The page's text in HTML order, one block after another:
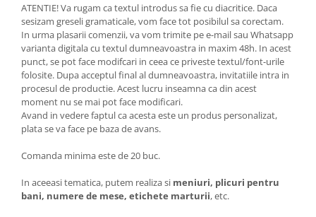
ATENTIE! Va rugam ca textul introdus sa fie cu diacritice. Daca
sesizam greseli gramaticale, vom face tot posibilul sa corectam.
In urma plasarii comenzii, va vom trimite pe e-mail sau Whatsapp
varianta digitala cu textul dumneavoastra in maxim 48h. In acest
punct, se pot face modifcari in ceea ce priveste textul/font-urile
folosite. Dupa acceptul final al dumneavoastra, invitatiile intra in
procesul de productie. Acest lucru inseamna ca din acest
moment nu se mai pot face modificari.
Avand in vedere faptul ca acesta este un produs personalizat,
plata se va face pe baza de avans.
Comanda minima este de 20 buc.
In aceeasi tematica, putem realiza si meniuri, plicuri pentru
bani, numere de mese, etichete marturii, etc.